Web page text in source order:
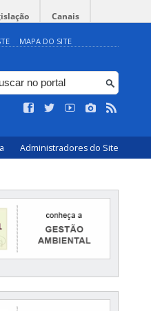
Canais
MAPA DO SITE
Administradores do Site